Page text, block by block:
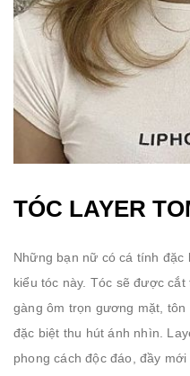
TÓC LAYER
Những bạn nữ có cá tính
kiểu tóc này. Tóc sẽ được cắt
gàng ôm trọn gương mặt,
đặc biệt thu hút ánh nhìn.
phong cách độc đáo, đầy